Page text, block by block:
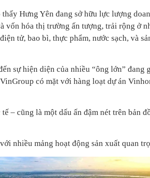
Hưng Yên đang sở hữu lực lượng
vốn hóa thị trường ấn tượng, trải rộng ở
tử, bao bì, thực phẩm, nước sạch, và
sự hiện diện của nhiều “ông lớn” đang
có mặt với hàng loạt dự án
– cũng là một dấu ấn đậm nét trên bản
nhiều mảng hoạt động sản xuất quan